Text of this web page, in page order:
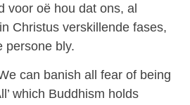
voor oë hou dat ons, al
Christus verskillende fases,
persone bly.
can banish all fear of being
which Buddhism holds